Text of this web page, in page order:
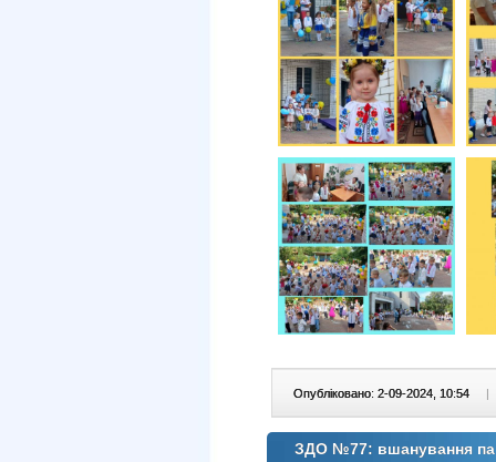
Опубліковано: 2-09-2024, 10:54 |
ЗДО №77: вшанування